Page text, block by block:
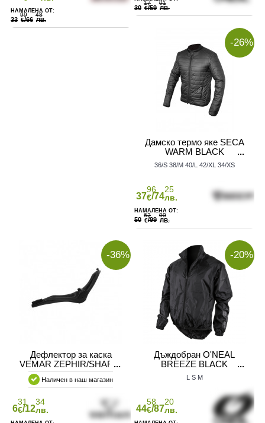
33
99
€/66
48
ЛВ.
30
17
€/59
01
ЛВ.
-26%
Дамско термо яке SECA
WARM BLACK
36/S 38/M 40/L 42/XL 34/XS
37
96
€/74
25
лв.
50
62
€/99
00
ЛВ.
-36%
Дефлектор за каска
VEMAR ZEPHIR/SHARKI
Наличен в наш магазин
6
31
€/12
34
лв.
-20%
Дъждобран O'NEAL
BREEZE BLACK
L S M
44
58
€/87
20
лв.